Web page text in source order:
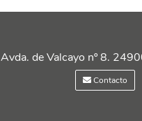
Avda. de Valcayo nº 8.
Contacto